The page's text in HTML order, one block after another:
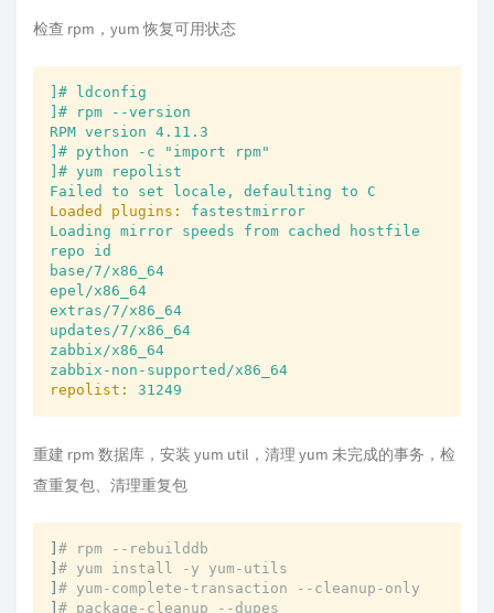
检查 rpm，yum 恢复可用状态
]#
ldconfig
]#
rpm
--version
RPM version 4.11 .3
]# python -c
"import rpm"
]# yum
repolist
Failed
to set locale, defaulting to
C
Loaded plugins:
fastestmirror
Loading mirror speeds from cached
hostfile
repo
id
base/7/x86_64
epel/x86_64
extras/7/x86_64
updates/7/x86_64
zabbix/x86_64
zabbix-non-supported/x86_64
repolist:
31249
重建 rpm 数据库，安装 yum util，清理 yum 未完成的事务，检
查重复包、清理重复包
] # rpm --rebuilddb
] # yum install -y yum-utils
] # yum-complete-transaction --cleanup-only
] # package-cleanup --dupes